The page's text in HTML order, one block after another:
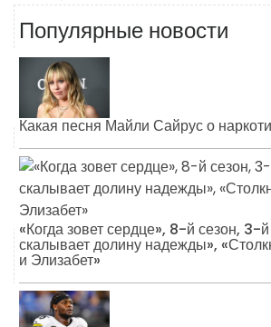
Популярные новости
Какая песня Майли Сайрус о
«Когда зовет сердце», 8-й сезон, 3-
скалывает долину надежды»,
и Элизабет»